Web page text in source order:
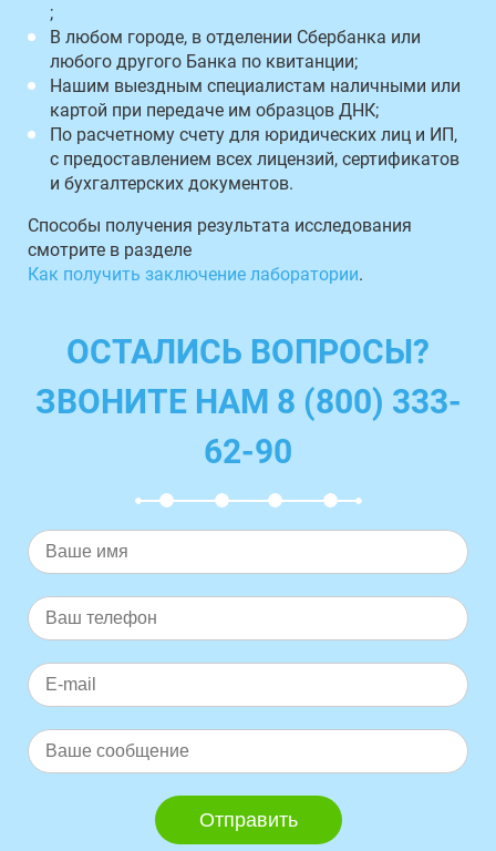
;
В любом городе, в отделении Сбербанка или
любого другого Банка по квитанции;
Нашим выездным специалистам наличными или
картой при передаче им образцов ДНК;
По расчетному счету для юридических лиц и ИП,
с предоставлением всех лицензий, сертификатов
и бухгалтерских документов.
Способы получения результата исследования
смотрите в разделе
Как получить заключение лаборатории.
ОСТАЛИСЬ ВОПРОСЫ?
ЗВОНИТЕ НАМ 8 (800) 333-
62-90